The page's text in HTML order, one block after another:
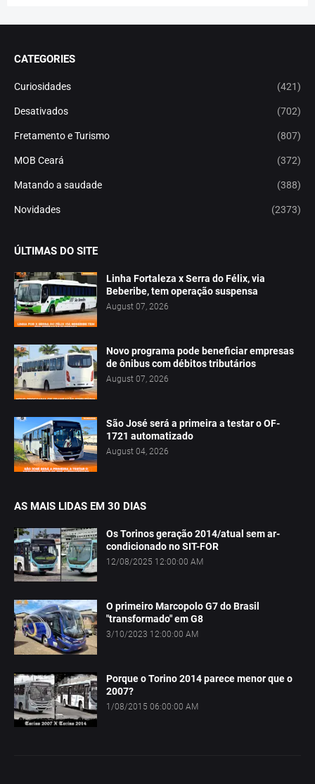
CATEGORIES
Curiosidades (421)
Desativados (702)
Fretamento e Turismo (807)
MOB Ceará (372)
Matando a saudade (388)
Novidades (2373)
ÚLTIMAS DO SITE
Linha Fortaleza x Serra do Félix, via
Beberibe, tem operação suspensa
August 07, 2026
Novo programa pode beneficiar empresas
de ônibus com débitos tributários
August 07, 2026
São José será a primeira a testar o OF-
1721 automatizado
August 04, 2026
AS MAIS LIDAS EM 30 DIAS
Os Torinos geração 2014/atual sem ar-
condicionado no SIT-FOR
12/08/2025 12:00:00 AM
O primeiro Marcopolo G7 do Brasil
"transformado" em G8
3/10/2023 12:00:00 AM
Porque o Torino 2014 parece menor que o
2007?
1/08/2015 06:00:00 AM